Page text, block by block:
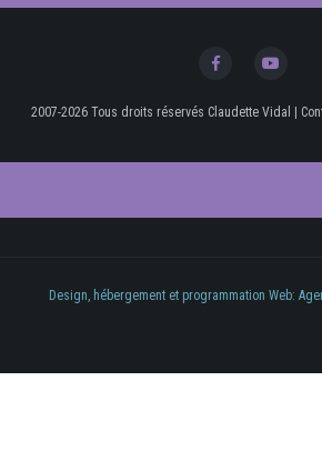
2007-2026 Tous droits réservés Claudette Vidal |
Design, hébergement et programmation Web: